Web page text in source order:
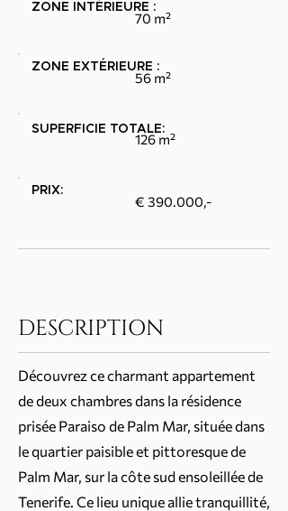
ZONE INTÉRIEURE :
70 m²
ZONE EXTÉRIEURE :
56 m²
SUPERFICIE TOTALE:
126 m²
PRIX:
€ 390.000,-
DESCRIPTION
Découvrez ce charmant appartement
de deux chambres dans la résidence
prisée Paraiso de Palm Mar, située dans
le quartier paisible et pittoresque de
Palm Mar, sur la côte sud ensoleillée de
Tenerife. Ce lieu unique allie tranquillité,